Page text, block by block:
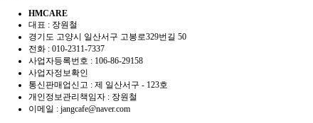
HMCARE
대표 : 장원철
경기도 고양시 일산서구 고봉로329번길 50
전화 : 010-2311-7337
사업자등록번호 : 106-86-29158
사업자정보확인
통신판매업신고 : 제 일산서구 - 123호
개인정보관리책임자 : 장원철
이메일 : jangcafe@naver.com